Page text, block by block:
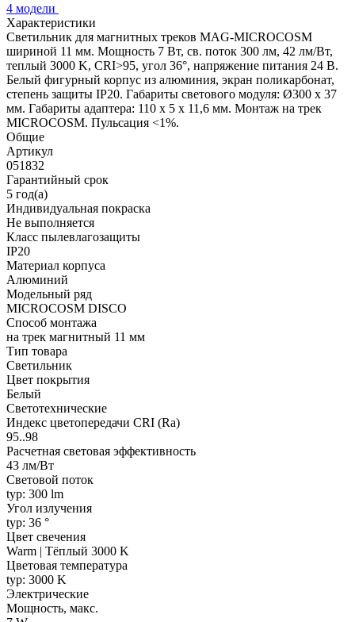
4 модели
Характеристики
Светильник для магнитных треков MAG-MICROCOSM
шириной 11 мм. Мощность 7 Вт, св. поток 300 лм, 42 лм/Вт,
теплый 3000 K, CRI>95, угол 36°, напряжение питания 24 В.
Белый фигурный корпус из алюминия, экран поликарбонат,
степень защиты IP20. Габариты светового модуля: Ø300 х 37
мм. Габариты адаптера: 110 х 5 х 11,6 мм. Монтаж на трек
MICROCOSM. Пульсация <1%.
Общие
Артикул
051832
Гарантийный срок
5 год(а)
Индивидуальная покраска
Не выполняется
Класс пылевлагозащиты
IP20
Материал корпуса
Алюминий
Модельный ряд
MICROCOSM DISCO
Способ монтажа
на трек магнитный 11 мм
Тип товара
Светильник
Цвет покрытия
Белый
Светотехнические
Индекс цветопередачи CRI (Ra)
95..98
Расчетная световая эффективность
43 лм/Вт
Световой поток
typ: 300 lm
Угол излучения
typ: 36 °
Цвет свечения
Warm | Тёплый 3000 K
Цветовая температура
typ: 3000 K
Электрические
Мощность, макс.